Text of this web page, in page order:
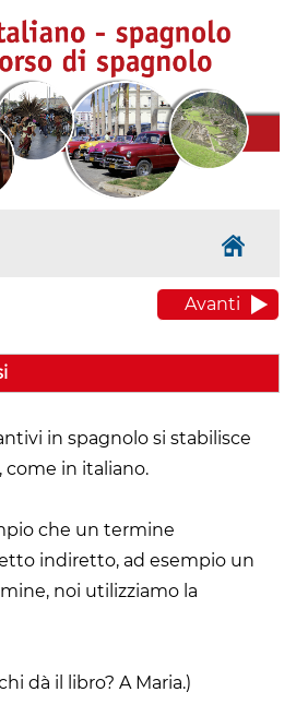
Avanti
in spagnolo si stabilisce
in italiano.
che un termine
indiretto, ad esempio un
noi utilizziamo la
dà il libro? A Maria.)